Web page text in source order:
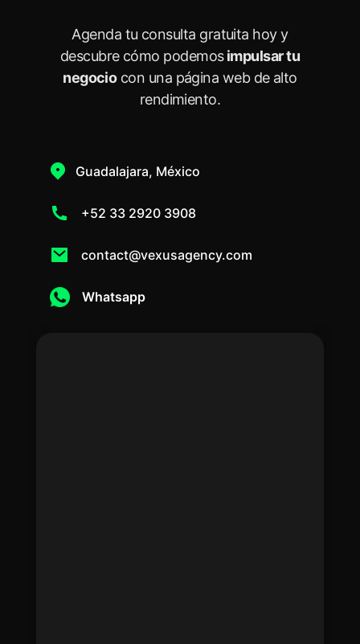
Agenda tu consulta gratuita hoy y
descubre cómo podemosimpulsar tu
negociocon una página web de alto
rendimiento.
Guadalajara, México
+52 33 2920 3908
contact@vexusagency.com
Whatsapp